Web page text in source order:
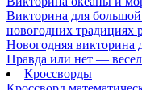
Викторина для
новогодних традициях
Новогодняя викторина
Правда или нет —
Кроссворды